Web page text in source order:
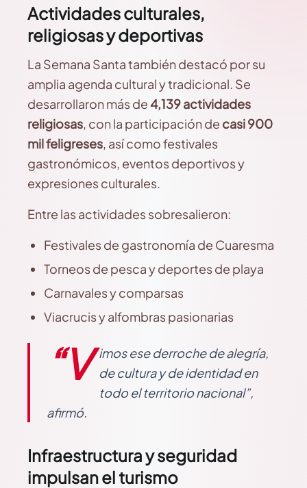
Actividades culturales,
religiosas y deportivas
La Semana Santa también destacó por su
amplia agenda cultural y tradicional. Se
desarrollaron más de4,139 actividades
religiosas, con la participación de casi 900
mil feligreses, así como festivales
gastronómicos, eventos deportivos y
expresiones culturales.
Entre las actividades sobresalieron:
Festivales de gastronomía de Cuaresma
Torneos de pesca y deportes de playa
Carnavales y comparsas
Viacrucis y alfombras pasionarias
“V imos ese derroche de alegría,
de cultura y de identidad en
todo el territorio nacional”,
afirmó.
Infraestructura y seguridad
impulsan el turismo